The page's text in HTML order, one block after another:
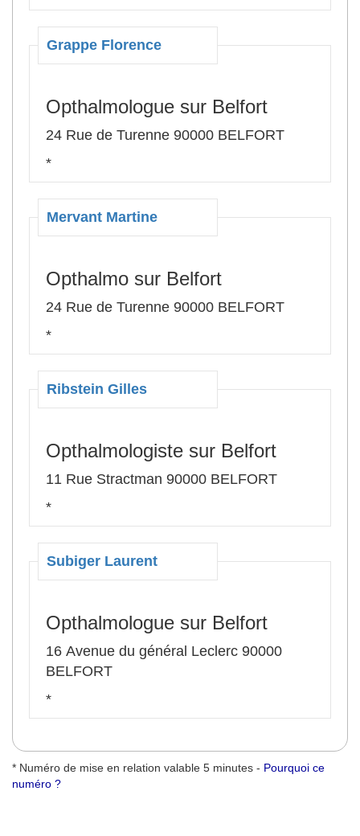
Grappe Florence
Opthalmologue sur Belfort
24 Rue de Turenne 90000 BELFORT
*
Mervant Martine
Opthalmo sur Belfort
24 Rue de Turenne 90000 BELFORT
*
Ribstein Gilles
Opthalmologiste sur Belfort
11 Rue Stractman 90000 BELFORT
*
Subiger Laurent
Opthalmologue sur Belfort
16 Avenue du général Leclerc 90000
BELFORT
*
* Numéro de mise en relation valable 5 minutes - Pourquoi ce
numéro ?